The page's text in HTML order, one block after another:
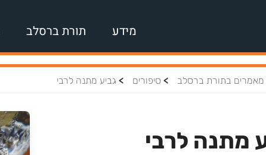
מידע תורת ברסלב
מאמרים בתורת ברסלב > סיפורים > גביע מתנה לרבי
מתנה לרבי